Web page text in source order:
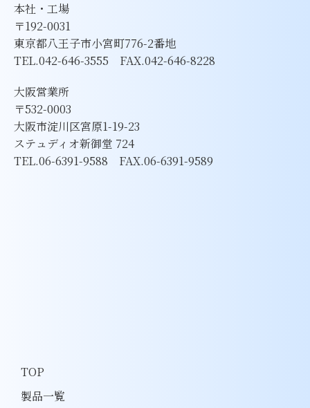
本社・工場
〒192-0031
東京都八王子市小宮町776-2番地
TEL.042-646-3555 FAX.042-646-8228
大阪営業所
〒532-0003
大阪市淀川区宮原1-19-23
ステュディオ新御堂 724
TEL.06-6391-9588 FAX.06-6391-9589
TOP
製品一覧